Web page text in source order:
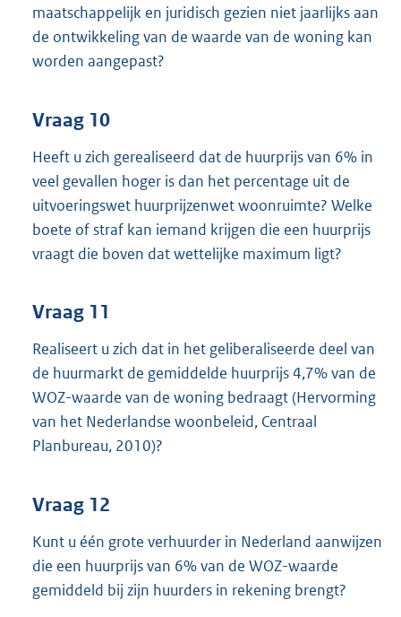
maatschappelijk en juridisch gezien niet jaarlijks aan
de ontwikkeling van de waarde van de woning kan
worden aangepast?
Vraag 10
Heeft u zich gerealiseerd dat de huurprijs van 6% in
veel gevallen hoger is dan het percentage uit de
uitvoeringswet huurprijzenwet woonruimte? Welke
boete of straf kan iemand krijgen die een huurprijs
vraagt die boven dat wettelijke maximum ligt?
Vraag 11
Realiseert u zich dat in het geliberaliseerde deel van
de huurmarkt de gemiddelde huurprijs 4,7% van de
WOZ-waarde van de woning bedraagt (Hervorming
van het Nederlandse woonbeleid, Centraal
Planbureau, 2010)?
Vraag 12
Kunt u één grote verhuurder in Nederland aanwijzen
die een huurprijs van 6% van de WOZ-waarde
gemiddeld bij zijn huurders in rekening brengt?